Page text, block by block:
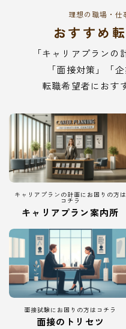
理想の職場・仕
おすすめ
「キャリアプランの
「面接対策」「
転職希望者におす
キャリアプランの計画にお困りの方は
コチラ
キャリアプラン案内所
面接試験にお困りの方はコチラ
面接のトリセツ